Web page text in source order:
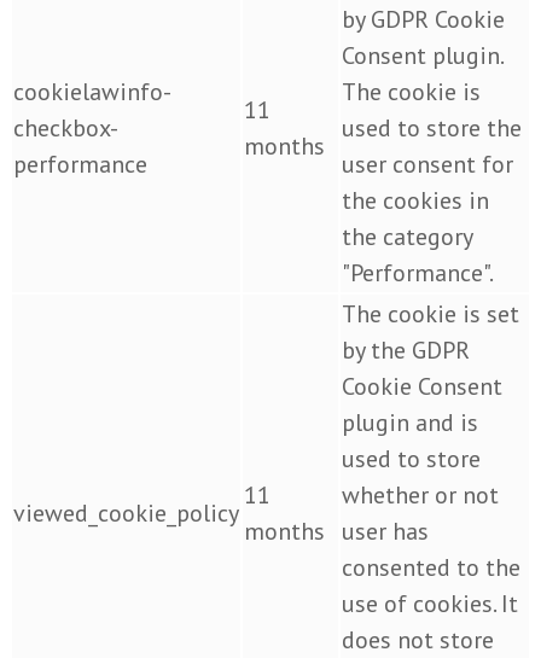
cookielawinfo-
checkbox-
performance
11
months
by GDPR Cookie
Consent plugin.
The cookie is
used to store the
user consent for
the cookies in
the category
"Performance".
viewed_cookie_policy
11
months
The cookie is set
by the GDPR
Cookie Consent
plugin and is
used to store
whether or not
user has
consented to the
use of cookies. It
does not store